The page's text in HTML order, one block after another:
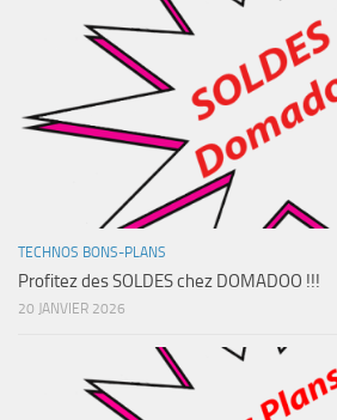
TECHNOS BONS-PLANS
Profitez des SOLDES chez DOMADOO !!!
20 JANVIER 2026